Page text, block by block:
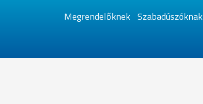
Megrendelőknek Szabadúszóknak